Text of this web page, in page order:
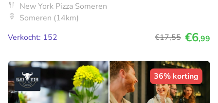
New York Pizza Someren
Someren (14km)
Verkocht: 152
€17,55 €6,99
36% korting